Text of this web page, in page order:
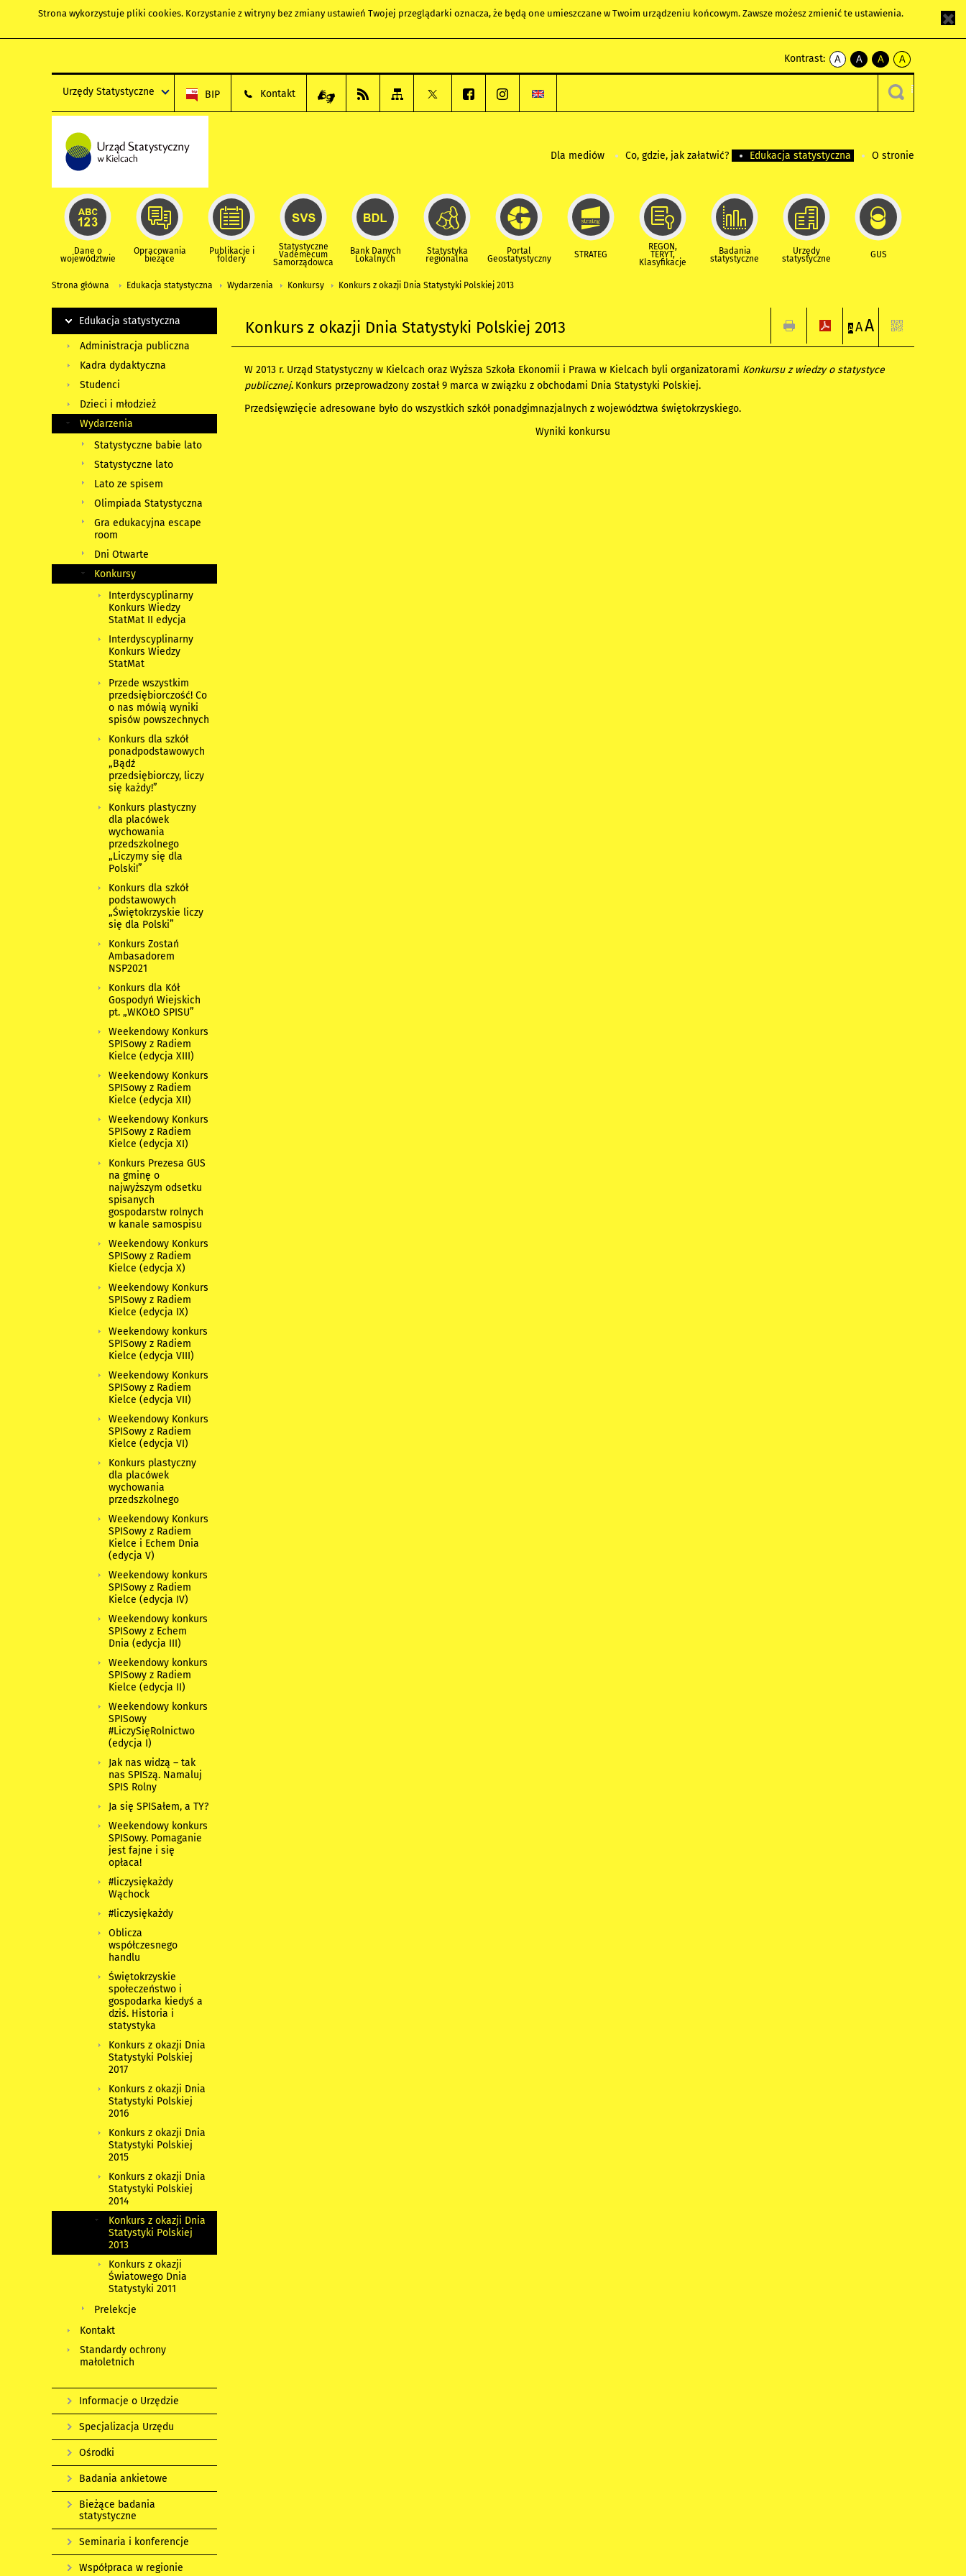
Strona wykorzystuje pliki cookies. Korzystanie z witryny bez zmiany ustawień Twojej przeglądarki oznacza, że będą one umieszczane w Twoim urządzeniu końcowym. Zawsze możesz zmienić te ustawienia.
Kontrast:
A
kontrast
A
kontrast
czarnym
A
kontrast
żółty
tekst
czarnym
A
kontrast
czarny
tekst
żółtym
Urzędy Statystyczne BIP Kontakt
Dla mediów Co, gdzie, jak załatwić? Edukacja statystyczna O stronie
Dane o
województwie
Opracowania
bieżące
Publikacje i
foldery
Statystyczne
Vademecum
Samorządowca
Bank Danych
Lokalnych
Statystyka
regionalna
Portal
Geostatystyczny STRATEG
REGON,
TERYT,
Klasyfikacje
Badania
statystyczne
Urzędy
statystyczne GUS
Strona główna Edukacja statystyczna Wydarzenia Konkursy Konkurs z okazji Dnia Statystyki Polskiej 2013
Konkurs z okazji Dnia Statystyki Polskiej 2013 A AA
W 2013 r. Urząd Statystyczny w Kielcach oraz Wyższa Szkoła Ekonomii i Prawa w Kielcach byli organizatorami Konkursu z wiedzy o statystyce
publicznej. Konkurs przeprowadzony został 9 marca w związku z obchodami Dnia Statystyki Polskiej.
Przedsięwzięcie adresowane było do wszystkich szkół ponadgimnazjalnych z województwa świętokrzyskiego.
Wyniki konkursu
Edukacja statystyczna
Administracja publiczna
Kadra dydaktyczna
Studenci
Dzieci i młodzież
Wydarzenia
Statystyczne babie lato
Statystyczne lato
Lato ze spisem
Olimpiada Statystyczna
Gra edukacyjna escape
room
Dni Otwarte
Konkursy
Interdyscyplinarny
Konkurs Wiedzy
StatMat II edycja
Interdyscyplinarny
Konkurs Wiedzy
StatMat
Przede wszystkim
przedsiębiorczość! Co
o nas mówią wyniki
spisów powszechnych
Konkurs dla szkół
ponadpodstawowych
„Bądź
przedsiębiorczy, liczy
się każdy!”
Konkurs plastyczny
dla placówek
wychowania
przedszkolnego
„Liczymy się dla
Polski!”
Konkurs dla szkół
podstawowych
„Świętokrzyskie liczy
się dla Polski”
Konkurs Zostań
Ambasadorem
NSP2021
Konkurs dla Kół
Gospodyń Wiejskich
pt. „WKOŁO SPISU”
Weekendowy Konkurs
SPISowy z Radiem
Kielce (edycja XIII)
Weekendowy Konkurs
SPISowy z Radiem
Kielce (edycja XII)
Weekendowy Konkurs
SPISowy z Radiem
Kielce (edycja XI)
Konkurs Prezesa GUS
na gminę o
najwyższym odsetku
spisanych
gospodarstw rolnych
w kanale samospisu
Weekendowy Konkurs
SPISowy z Radiem
Kielce (edycja X)
Weekendowy Konkurs
SPISowy z Radiem
Kielce (edycja IX)
Weekendowy konkurs
SPISowy z Radiem
Kielce (edycja VIII)
Weekendowy Konkurs
SPISowy z Radiem
Kielce (edycja VII)
Weekendowy Konkurs
SPISowy z Radiem
Kielce (edycja VI)
Konkurs plastyczny
dla placówek
wychowania
przedszkolnego
Weekendowy Konkurs
SPISowy z Radiem
Kielce i Echem Dnia
(edycja V)
Weekendowy konkurs
SPISowy z Radiem
Kielce (edycja IV)
Weekendowy konkurs
SPISowy z Echem
Dnia (edycja III)
Weekendowy konkurs
SPISowy z Radiem
Kielce (edycja II)
Weekendowy konkurs
SPISowy
#LiczySięRolnictwo
(edycja I)
Jak nas widzą – tak
nas SPISzą. Namaluj
SPIS Rolny
Ja się SPISałem, a TY?
Weekendowy konkurs
SPISowy. Pomaganie
jest fajne i się
opłaca!
#liczysiękażdy
Wąchock
#liczysiękażdy
Oblicza
współczesnego
handlu
Świętokrzyskie
społeczeństwo i
gospodarka kiedyś a
dziś. Historia i
statystyka
Konkurs z okazji Dnia
Statystyki Polskiej
2017
Konkurs z okazji Dnia
Statystyki Polskiej
2016
Konkurs z okazji Dnia
Statystyki Polskiej
2015
Konkurs z okazji Dnia
Statystyki Polskiej
2014
Konkurs z okazji Dnia
Statystyki Polskiej
2013
Konkurs z okazji
Światowego Dnia
Statystyki 2011
Prelekcje
Kontakt
Standardy ochrony
małoletnich
Informacje o Urzędzie
Specjalizacja Urzędu
Ośrodki
Badania ankietowe
Bieżące badania
statystyczne
Seminaria i konferencje
Współpraca w regionie